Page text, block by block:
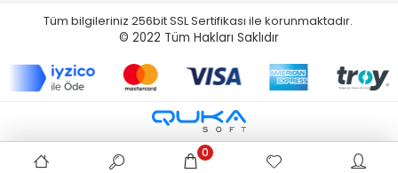
Tüm bilgileriniz 256bit SSL Sertifikası ile korunmaktadır.
© 2022 Tüm Hakları Saklıdır
0